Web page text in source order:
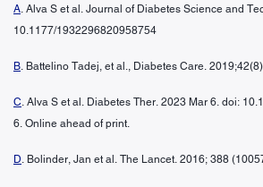
A. Alva S et al. Journal of Diabetes Science and
10.1177/1932296820958754
B. Battelino Tadej, et al., Diabetes Care.
C. Alva S et al. Diabetes Ther. 2023 Mar 6. doi:
6. Online ahead of print.
D. Bolinder, Jan et al. The Lancet. 2016; 388